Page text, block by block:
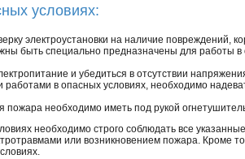
условиях:
электроустановки на наличие повреждений,
быть специально предназначены для работы
и убедиться в отсутствии
в опасных условиях, необходимо
необходимо иметь под рукой
необходимо строго соблюдать все
или возникновением пожара. Кроме